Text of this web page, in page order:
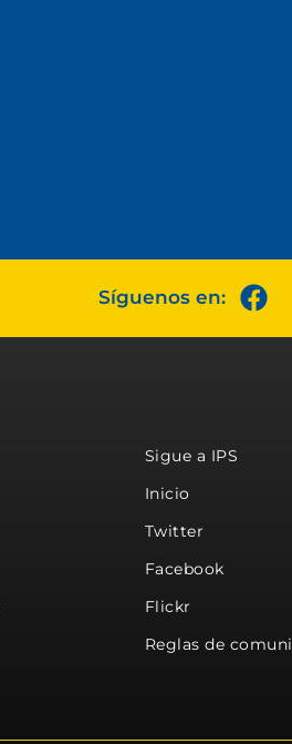
Síguenos en:
Sigue a IPS
Inicio
Twitter
Facebook
Flickr
Reglas de